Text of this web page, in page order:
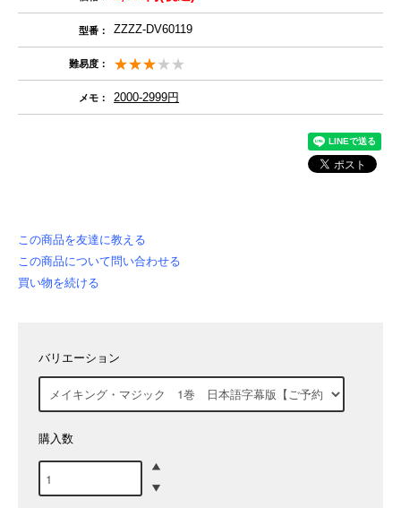
型番： ZZZZ-DV60119
難易度：
メモ： 2000-2999円
この商品を友達に教える
この商品について問い合わせる
買い物を続ける
バリエーション
購入数